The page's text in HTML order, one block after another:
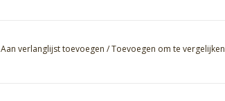
Aan verlanglijst toevoegen /Toevoegen om te vergelijken